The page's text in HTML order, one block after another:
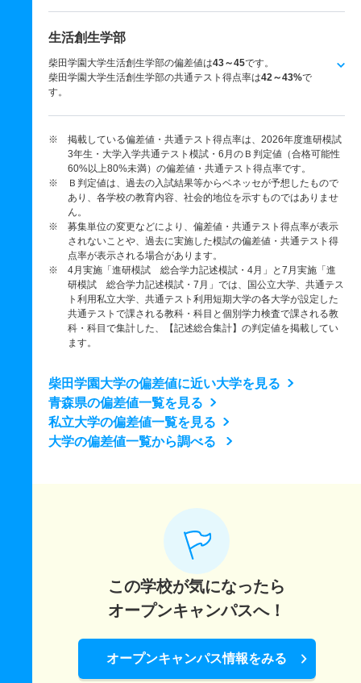
生活創生学部
柴田学園大学生活創生学部の偏差値は43～45です。
柴田学園大学生活創生学部の共通テスト得点率は42～43%で
す。
※ 掲載している偏差値・共通テスト得点率は、2026年度進研模試
3年生・大学入学共通テスト模試・6月のＢ判定値（合格可能性
60%以上80%未満）の偏差値・共通テスト得点率です。
※ Ｂ判定値は、過去の入試結果等からベネッセが予想したもので
あり、各学校の教育内容、社会的地位を示すものではありませ
ん。
※ 募集単位の変更などにより、偏差値・共通テスト得点率が表示
されないことや、過去に実施した模試の偏差値・共通テスト得
点率が表示される場合があります。
※ 4月実施「進研模試 総合学力記述模試・4月」と7月実施「進
研模試 総合学力記述模試・7月」では、国公立大学、共通テス
ト利用私立大学、共通テスト利用短期大学の各大学が設定した
共通テストで課される教科・科目と個別学力検査で課される教
科・科目で集計した、【記述総合集計】の判定値を掲載してい
ます。
柴田学園大学の偏差値に近い大学を見る
青森県の偏差値一覧を見る
私立大学の偏差値一覧を見る
大学の偏差値一覧から調べる
この学校が気になったら
オープンキャンパスへ！
オープンキャンパス情報をみる